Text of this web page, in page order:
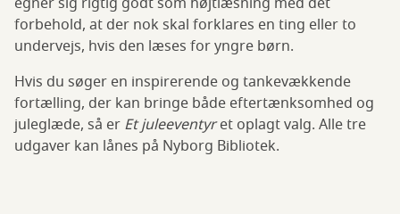
forbehold, at der nok skal forklares en ting eller to
undervejs, hvis den læses for yngre børn.
Hvis du søger en inspirerende og tankevækkende
fortælling, der kan bringe både eftertænksomhed og
juleglæde, så er Et juleeventyret oplagt valg. Alle tre
udgaver kan lånes på Nyborg Bibliotek.